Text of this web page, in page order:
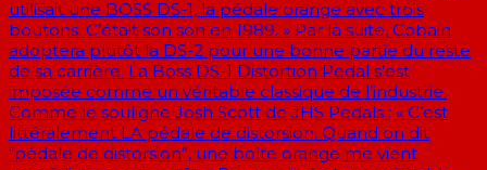
utilisait une BOSS DS-1, la pédale orange avec trois
boutons. C’était son son en 1989. » Par la suite, Cobain
adoptera plutôt la DS-2 pour une bonne partie du reste
de sa carrière. La Boss DS-1 Distortion Pedal s’est
imposée comme un véritable classique de l’industrie.
Comme le souligne Josh Scott de JHS Pedals : « C’est
littéralement LA pédale de distorsion. Quand on dit
“pédale de distorsion”, une boîte orange me vient